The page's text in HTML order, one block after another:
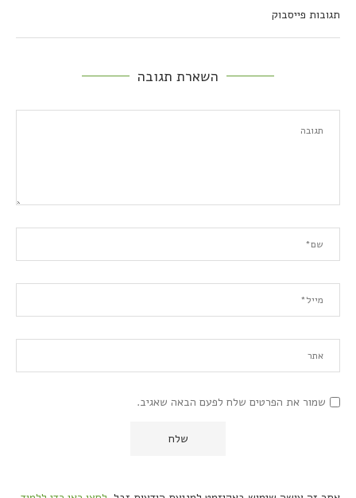
תגובות פייסבוק
השארת תגובה
שמור את הפרטים שלח לפעם הבאה שאגיב.